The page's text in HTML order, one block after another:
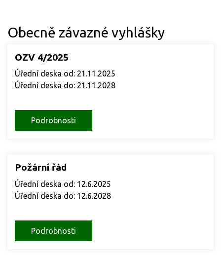
Obecně závazné vyhlášky
OZV 4/2025
Úřední deska od: 21.11.2025
Úřední deska do: 21.11.2028
Podrobnosti
Požární řád
Úřední deska od: 12.6.2025
Úřední deska do: 12.6.2028
Podrobnosti